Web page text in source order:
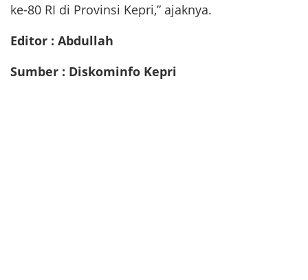
ke-80 RI di Provinsi Kepri,” ajaknya.
Editor : Abdullah
Sumber : Diskominfo Kepri